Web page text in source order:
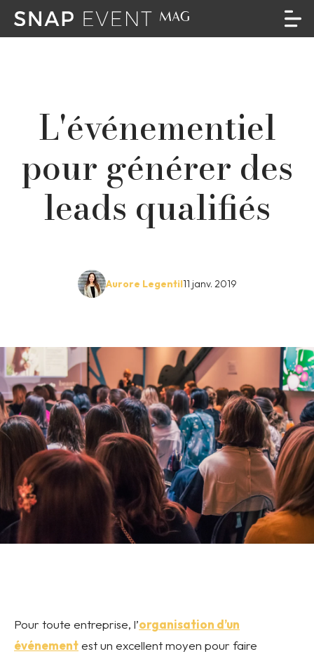
L'événementiel
pour générer des
leads qualifiés
11 janv. 2019
Aurore Legentil
Pour toute entreprise, l’organisation d’un
événementest un excellent moyen pour faire